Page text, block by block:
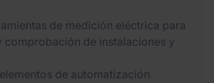
de medición eléctrica para
comprobación de instalaciones y
de automatización